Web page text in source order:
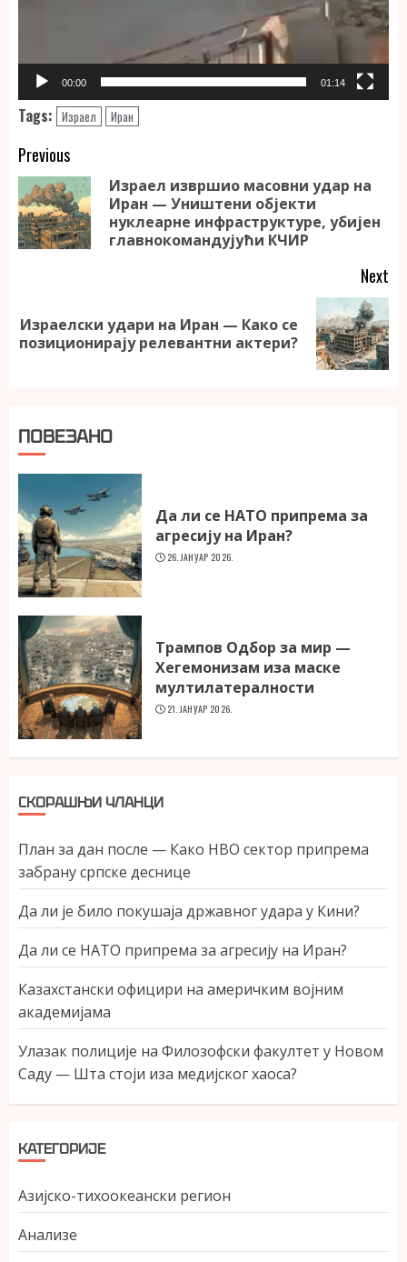
00:00 01:14
Tags: Израел Иран
Continue
Reading
Previous
Израел извршио масовни удар на
Иран — Уништени објекти
нуклеарне инфраструктуре, убијен
главнокомандујући КЧИР
Next
Next
post:
Израелски удари на Иран — Како се
позиционирају релевантни актери?
ПОВЕЗАНО
Да ли се НАТО припрема за
агресију на Иран?
26. ЈАНУАР 2026.
Трампов Одбор за мир —
Хегемонизам иза маске
мултилатералности
21. ЈАНУАР 2026.
СКОРАШЊИ ЧЛАНЦИ
План за дан после — Како НВО сектор припрема
забрану српске деснице
Да ли је било покушаја државног удара у Кини?
Да ли се НАТО припрема за агресију на Иран?
Казахстански официри на америчким војним
академијама
Улазак полиције на Филозофски факултет у Новом
Саду — Шта стоји иза медијског хаоса?
КАТЕГОРИЈЕ
Азијско-тихоокеански регион
Анализе